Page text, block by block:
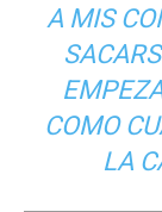
A MIS
COMO
LA